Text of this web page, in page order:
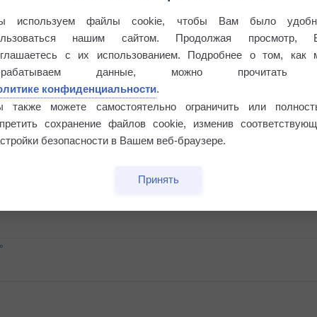
лета
используем файлы cookie, чтобы Вам было
нашим сайтом. Продолжая просмотр,
с их использованием. Подробнее о том, как
данные, можно прочитать
конфиденциальности.
также можете самостоятельно ограничить или
сохранение файлов cookie, изменив
безопасности в Вашем веб-браузере.
Принять